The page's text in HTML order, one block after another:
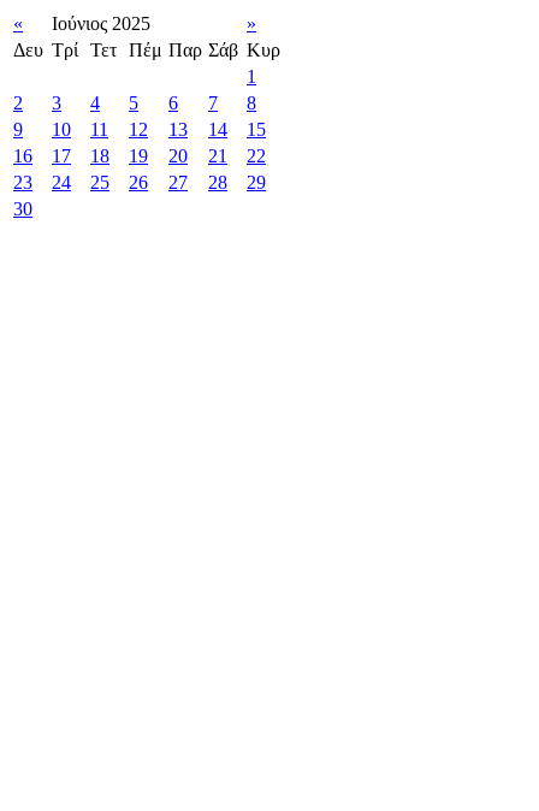
« Ιούνιος 2025
»
Δευ Τρί Τετ Πέμ Παρ Σάβ Κυρ
1
2
3 4 5 6 7
8
9
10 11 12 13 14
15
16
17 18 19 20 21
22
23
24 25 26 27 28
29
30